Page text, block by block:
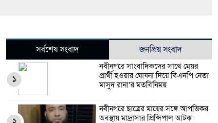
সর্বশেষ সংবাদ জনপ্রিয় সংবাদ
নবীনগরে সাংবাদিকদের সাথে মেয়র
প্রার্থী হওয়ার ঘোষনা দিয়ে বিএনপি নেতা
মাসুদ রানা’র মতবিনিময়
১
নবীনগরে ছাত্রের মায়ের সঙ্গে আপত্তিকর
অবস্থায় মাদ্রাসার প্রিন্সিপাল আটক